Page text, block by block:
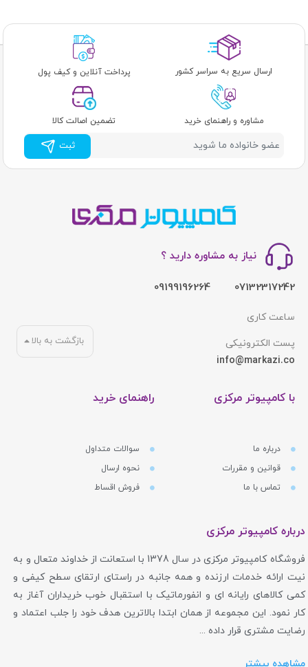
ارسال سریع به سراسر کشور پرداخت آنلاین و کیف پول
مشاوره و راهنمای خرید تضمین اصالت کالا
ثبت
نیاز به مشاوره دارید ؟
07132317242
09199196264
ساعت کاری
پست الکترونیکی
info@markazi.co
با کامپیوتر مرکزی
درباره ما
قوانین و مقررات
تماس با ما
راهنمای خرید
سوالات متداول
نحوه ارسال
فروش اقساط
بازگشت به بالا
درباره کامپیوتر مرکزی
فروشگاه کامپیوتر مرکزی در سال 1378 با استعانت از خداوند متعال و به
نیت ارائه خدمات ارزنده و همه جانبه در راستای ارتقای سطح کیفی و
کمی کالاهای رایانه ای و انفورماتیک با استقبال خوب خریداران آغاز به
کار نمود. این مجموعه از همان ابتدا بالاترین هدف خود را جلب اعتماد و
رضایت مشتری قرار داده ...
مشاهده بیشتر